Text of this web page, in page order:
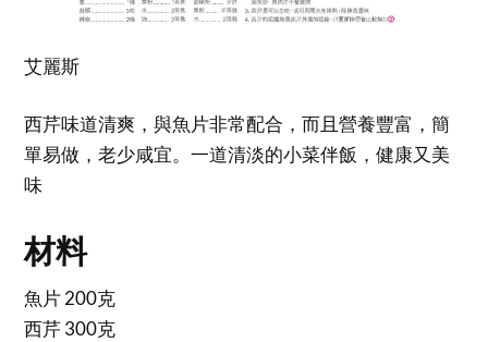
艾麗斯
西芹味道清爽，與魚片非常配合，而且營養豐富，簡
單易做，老少咸宜。一道清淡的小菜伴飯，健康又美
味
材料
魚片 200克
西芹 300克